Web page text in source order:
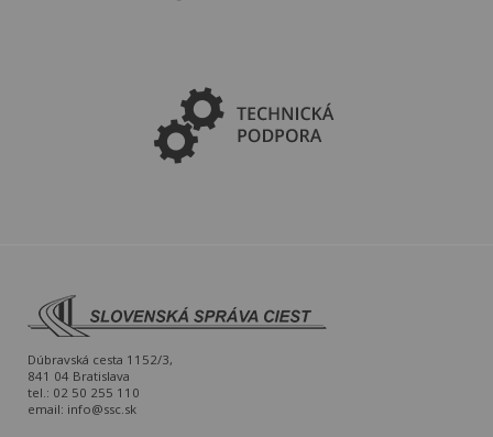
Dúbravská cesta 1152/3,
841 04 Bratislava
tel.: 02 50 255 110
email: info@ssc.sk